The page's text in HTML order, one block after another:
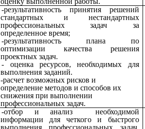
-результативность принятия решений
стандартных и нестандартных
профессиональных задач за
определенное время;
-результативность плана по
оптимизации качества решения
проектных задач.
- оценка ресурсов, необходимых для
выполнения заданий.
-расчет возможных рисков и
определение методов и способов их
снижения при выполнении
профессиональных задач.
-отбор и анализ необходимой
информации для четкого и быстрого
выполнения профессиональных задач,